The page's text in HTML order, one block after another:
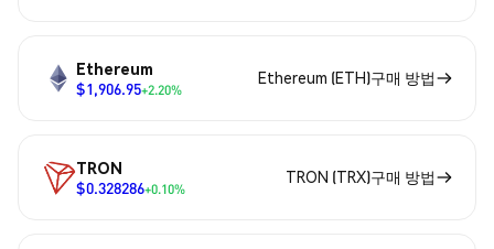
Ethereum
$1,906.95+2.20%
Ethereum (ETH)구매 방법
TRON
$0.328286+0.10%
TRON (TRX)구매 방법